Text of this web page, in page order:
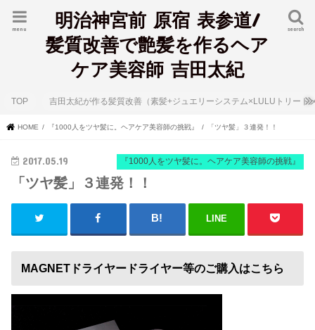
明治神宮前 原宿 表参道/
髪質改善で艶髪を作るヘア
ケア美容師 吉田太紀
search
menu
TOP 吉田太紀が作る髪質改善（素髪+ジュエリーシステム×LULUトリート
HOME 『1000人をツヤ髪に。ヘアケア美容師の挑戦』 「ツヤ髪」３連発！！
『1000人をツヤ髪に。ヘアケア美容師の挑戦』
2017.05.19
「ツヤ髪」３連発！！
LINE
MAGNETドライヤードライヤー等のご購入はこちら